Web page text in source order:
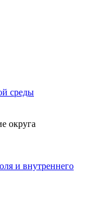
среды
округа
и внутреннего